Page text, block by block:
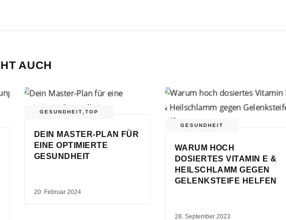
AUCH
GESUNDHEIT TOP
DEIN MASTER-PLAN FÜR
EINE OPTIMIERTE
GESUNDHEIT
20. Februar 2024
GESUNDHEIT
WARUM HOCH
DOSIERTES VITAMIN E &
HEILSCHLAMM GEGEN
GELENKSTEIFE HELFEN
28. September 2023